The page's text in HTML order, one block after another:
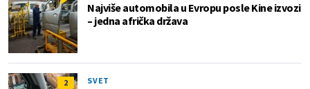
Najviše automobila u Evropu posle Kine izvozi
– jedna afrička država
2 SVET